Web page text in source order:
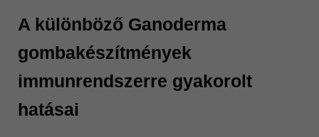
A különböző Ganoderma
gombakészítmények
immunrendszerre gyakorolt
hatásai